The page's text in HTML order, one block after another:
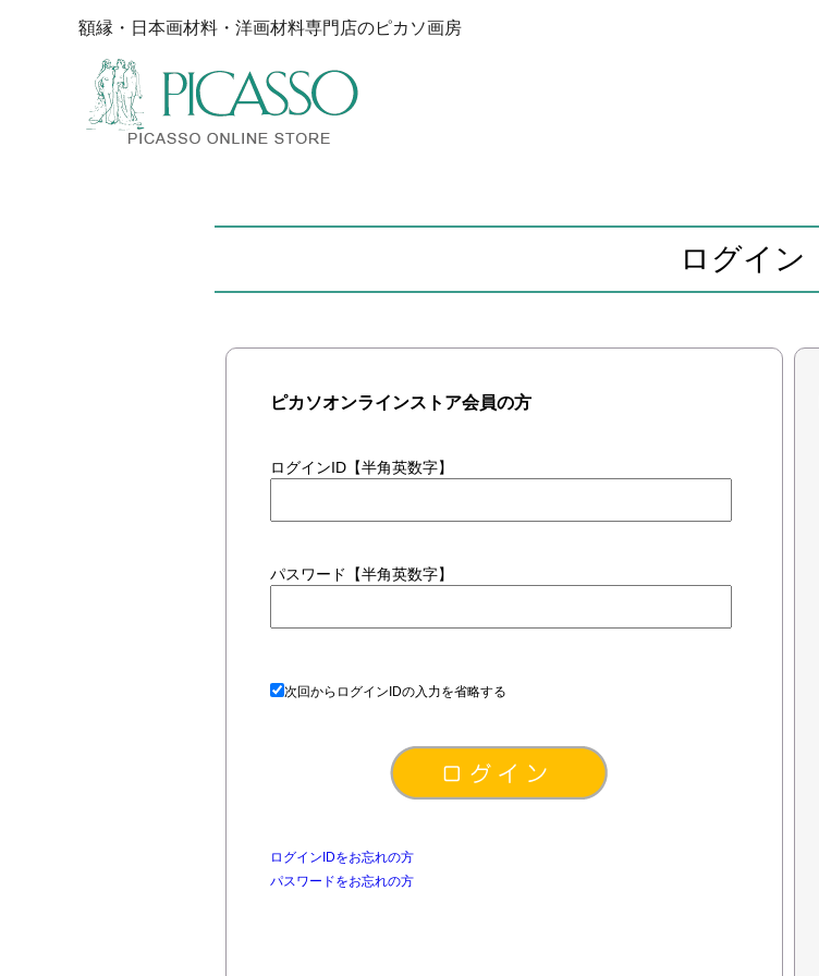
額縁・日本画材料・洋画材料専門店のピカソ画房
ログイン
ピカソオンラインストア会員の方
ログインID【半角英数字】
パスワード【半角英数字】
次回からログインIDの入力を省略する
ログインIDをお忘れの方
パスワードをお忘れの方